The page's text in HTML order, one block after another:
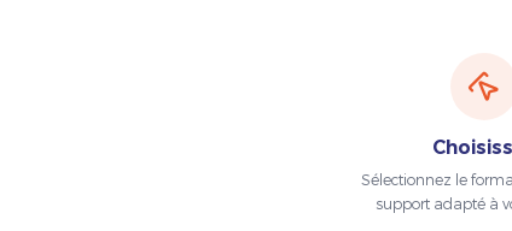
Sélectionnez le
support adapté à